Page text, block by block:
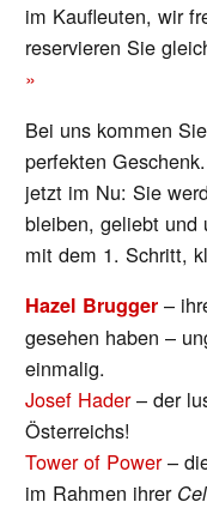
im Kaufleuten, wir
reservieren Sie
»
Bei uns kommen
perfekten
jetzt im Nu: Sie
bleiben, geliebt und
mit dem 1. Schritt,
Hazel Brugger –
gesehen haben –
einmalig.
Josef Hader– der
Österreichs!
Tower of Power–
im Rahmen ihrer